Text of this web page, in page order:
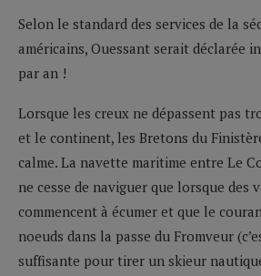
Selon le standard des services de la
américains, Ouessant serait déclarée
par an !
Lorsque les creux ne dépassent pas
et le continent, les Bretons du
calme. La navette maritime entre Le
ne cesse de naviguer que lorsque des
commencent à écumer et que le
noeuds dans la passe du Fromveur
suffisante pour tirer un skieur